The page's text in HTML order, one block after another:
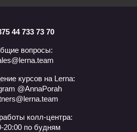
44 733 73 70
вопросы:
курсов на Lerna:
@AnnaPorah
колл-центра:
20:00 по будням